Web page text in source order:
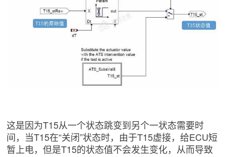
这是因为T15从一个状态跳变到另个一状态需要时
间，当T15在“关闭”状态时，由于T15虚接，给ECU短
暂上电，但是T15的状态值不会发生变化，从而导致